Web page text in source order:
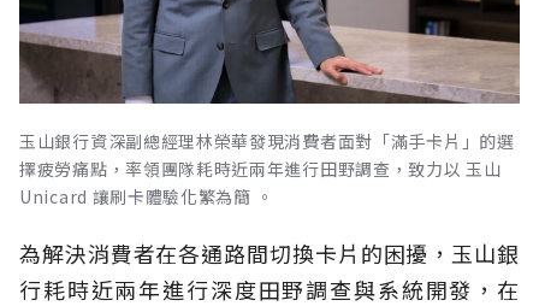
玉山銀行資深副總經理林榮華發現消費者面對「滿手卡片」的選
擇疲勞痛點，率領團隊耗時近兩年進行田野調查，致力以 玉山
Unicard 讓刷卡體驗化繁為簡 。
為解決消費者在各通路間切換卡片的困擾，玉山銀
行耗時近兩年進行深度田野調查與系統開發，在